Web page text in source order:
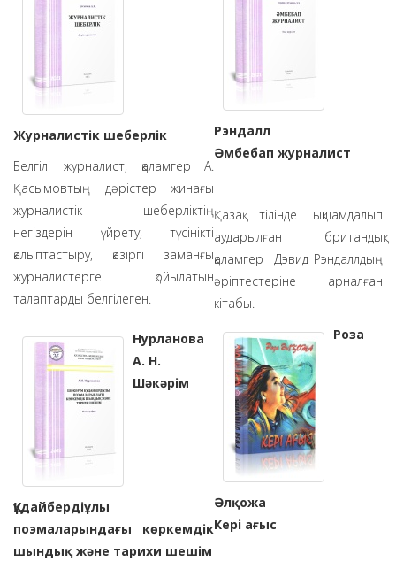
Журналистік шеберлік
Белгілі журналист, қаламгер А.
Қасымовтың дәрістер жинағы
журналистік шеберліктің
негіздерін үйрету, түсінікті
қалыптастыру, қазіргі заманғы
журналистерге қойылатын
талаптарды белгілеген.
Рэндалл
Әмбебап журналист
Қазақ тілінде ықшамдалып
аударылған британдық
қаламгер Дэвид Рэндаллдың
әріптестеріне арналған
кітабы.
Нурланова
А. Н.
Шәкәрім
Құдайбердіұлы
поэмаларындағы көркемдік
шындық және тарихи шешім
Роза
Әлқожа
Кері ағыс